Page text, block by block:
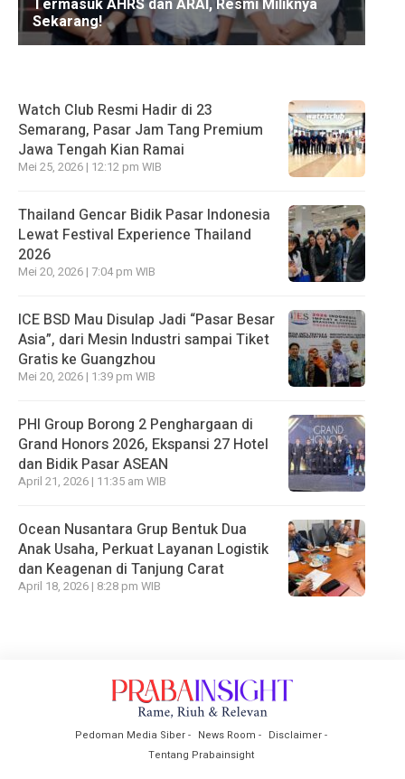
Watch Club Resmi Hadir di 23
Semarang, Pasar Jam Tang Premium
Jawa Tengah Kian Ramai
Mei 25, 2026 | 12:12 pm WIB
Thailand Gencar Bidik Pasar Indonesia
Lewat Festival Experience Thailand
2026
Mei 20, 2026 | 7:04 pm WIB
ICE BSD Mau Disulap Jadi “Pasar Besar
Asia”, dari Mesin Industri sampai Tiket
Gratis ke Guangzhou
Mei 20, 2026 | 1:39 pm WIB
PHI Group Borong 2 Penghargaan di
Grand Honors 2026, Ekspansi 27 Hotel
dan Bidik Pasar ASEAN
April 21, 2026 | 11:35 am WIB
Ocean Nusantara Grup Bentuk Dua
Anak Usaha, Perkuat Layanan Logistik
dan Keagenan di Tanjung Carat
April 18, 2026 | 8:28 pm WIB
Pedoman Media Siber News Room
Disclaimer
Tentang Prabainsight